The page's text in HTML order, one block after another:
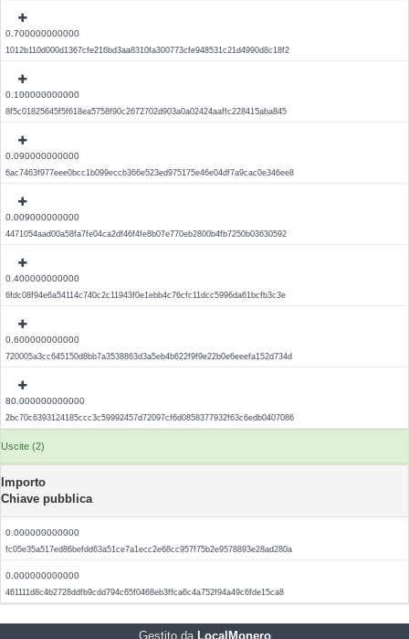
0.700000000000
1012b110d000d1367cfe216bd3aa8310fa300773cfe948531c21d4990d8c18f2
0.100000000000
8f5c01825645f5f618ea5758f90c2672702d903a0a02424aaffc228415aba845
0.090000000000
6ac7463f977eee0bcc1b099eccb366e523ed975175e46e04df7a9cac0e346ee8
0.009000000000
4471054aad00a58fa7fe04ca2df46f4fe8b07e770eb2800b4fb7250b03630592
0.400000000000
6fdc08f94e6a54114c740c2c11943f0e1ebb4c76cfc11dcc5996da61bcfb3c3e
0.600000000000
720005a3cc645150d8bb7a3538863d3a5eb4b622f9f9e22b0e6eeefa152d734d
80.000000000000
2bc70c6393124185ccc3c59992457d72097cf6d0858377932f63c6edb0407086
Uscite (2)
Importo
Chiave pubblica
0.000000000000
fc05e35a517ed86befdd63a51ce7a1ecc2e68cc957f75b2e9578893e28ad280a
0.000000000000
461111d8c4b2728ddfb9cdd794c65f0468eb3ffca6c4a752f94a49c6fde15ca8
Gestito daLocalMonero